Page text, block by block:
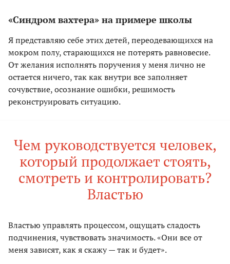
«Синдром вахтера» на примере школы
Я представляю себе этих детей, переодевающихся на
мокром полу, старающихся не потерять равновесие.
От желания исполнять поручения у меня лично не
остается ничего, так как внутри все заполняет
сочувствие, осознание ошибки, решимость
реконструировать ситуацию.
Чем руководствуется человек,
который продолжает стоять,
смотреть и контролировать?
Властью
Властью управлять процессом, ощущать сладость
подчинения, чувствовать значимость. «Они все от
меня зависят, как я скажу — так и будет».